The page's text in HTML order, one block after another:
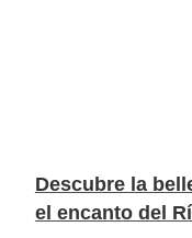
Descubre la
el encanto del